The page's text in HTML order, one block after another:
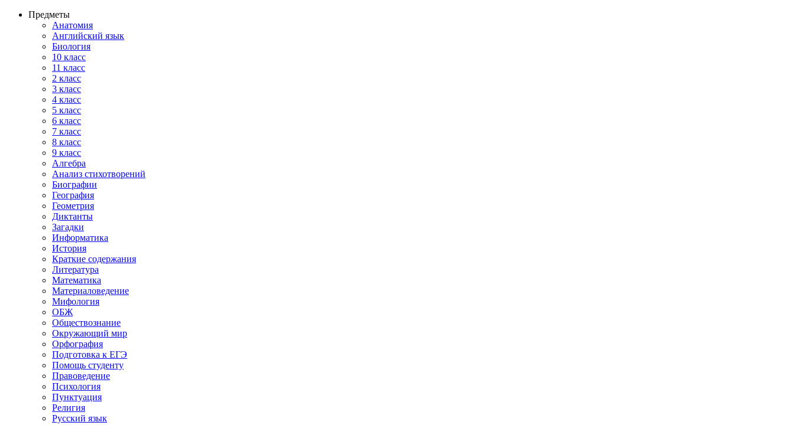
Предметы
Анатомия
Английский язык
Биология
10 класс
11 класс
2 класс
3 класс
4 класс
5 класс
6 класс
7 класс
8 класс
9 класс
Алгебра
Анализ стихотворений
Биографии
География
Геометрия
Диктанты
Загадки
Информатика
История
Краткие содержания
Литература
Математика
Материаловедение
Мифология
ОБЖ
Обществознание
Окружающий мир
Орфография
Подготовка к ЕГЭ
Помощь студенту
Правоведение
Психология
Пунктуация
Религия
Русский язык